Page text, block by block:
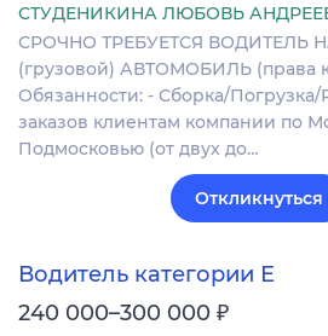
СТУДЕНИКИНА ЛЮБОВЬ
СРОЧНО ТРЕБУЕТСЯ ВОДИТЕЛЬ
(грузовой) АВТОМОБИЛЬ (права
Обязанности: - Сборка/Погрузка/
заказов клиентам компании по
Подмосковью (от двух до…
Откликнуться
Водитель категории Е
240 000–300 000 ₽